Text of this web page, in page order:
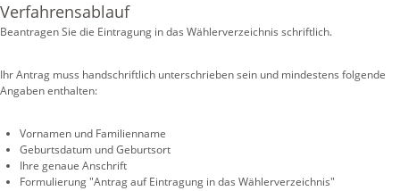
Verfahrensablauf
Beantragen Sie die Eintragung in das Wählerverzeichnis schriftlich.
Ihr Antrag muss handschriftlich unterschrieben sein und mindestens folgende
Angaben enthalten:
Vornamen und Familienname
Geburtsdatum und Geburtsort
Ihre genaue Anschrift
Formulierung "Antrag auf Eintragung in das Wählerverzeichnis"